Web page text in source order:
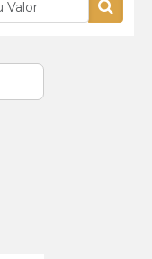
Aluminium Maroc